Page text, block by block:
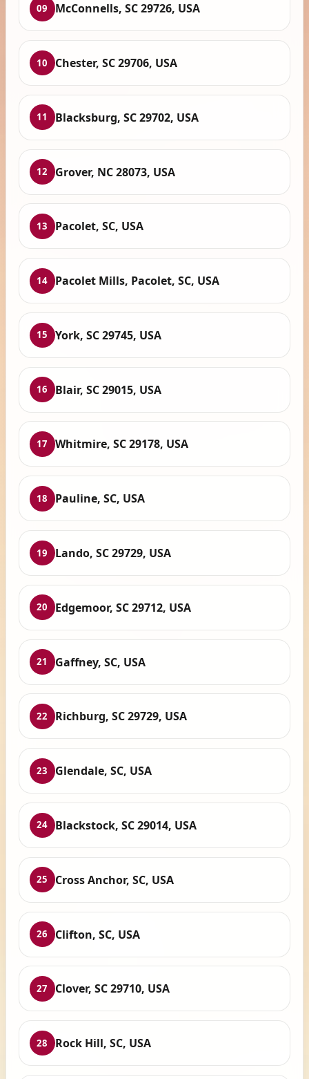
09 McConnells, SC 29726, USA
10 Chester, SC 29706, USA
11 Blacksburg, SC 29702, USA
12 Grover, NC 28073, USA
13 Pacolet, SC, USA
14 Pacolet Mills, Pacolet, SC, USA
15 York, SC 29745, USA
16 Blair, SC 29015, USA
17 Whitmire, SC 29178, USA
18 Pauline, SC, USA
19 Lando, SC 29729, USA
20 Edgemoor, SC 29712, USA
21 Gaffney, SC, USA
22 Richburg, SC 29729, USA
23 Glendale, SC, USA
24 Blackstock, SC 29014, USA
25 Cross Anchor, SC, USA
26 Clifton, SC, USA
27 Clover, SC 29710, USA
28 Rock Hill, SC, USA